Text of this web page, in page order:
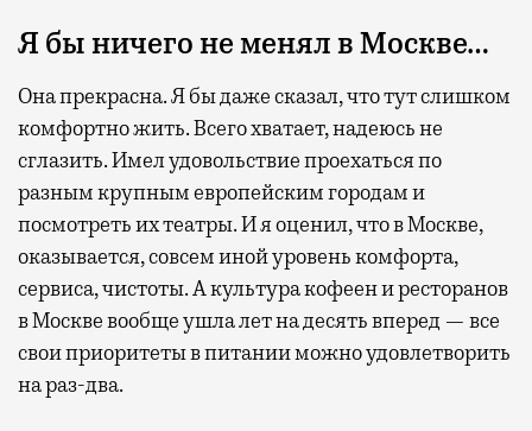
Я бы ничего не менял в Москве…
Она прекрасна. Я бы даже сказал, что тут слишком
комфортно жить. Всего хватает, надеюсь не
сглазить. Имел удовольствие проехаться по
разным крупным европейским городам и
посмотреть их театры. И я оценил, что в Москве,
оказывается, совсем иной уровень комфорта,
сервиса, чистоты. А культура кофеен и ресторанов
в Москве вообще ушла лет на десять вперед — все
свои приоритеты в питании можно удовлетворить
на раз-два.